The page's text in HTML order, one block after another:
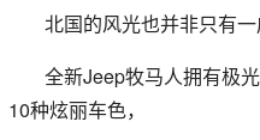
北国的风光也并非只有一
全新Jeep牧马人拥有极
10种炫丽车色，